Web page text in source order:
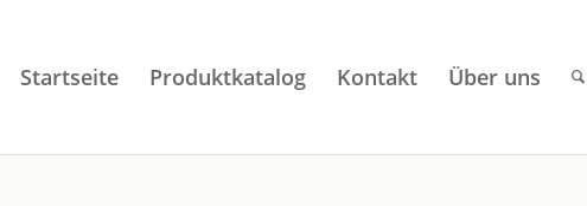
Startseite Produktkatalog Kontakt Über uns